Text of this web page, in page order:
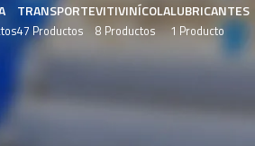
TRANSPORTE
47 Productos
VITIVINÍCOLA
8 Productos
LUBRICANTES
1 Producto
24 36